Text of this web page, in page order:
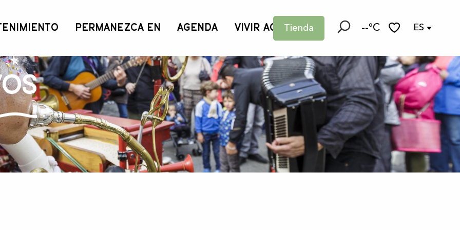
Tienda --°C ES
PERMANEZCA EN AGENDA VIVIR AQUÍ